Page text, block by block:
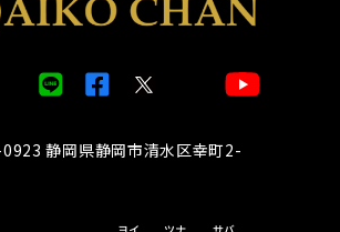
静岡県静岡市清水区幸町2-